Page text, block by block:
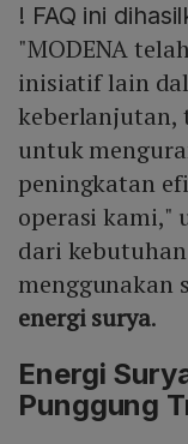
! FAQ ini
"MODENA
inisiatif lain
keberlanjutan,
untuk
peningkatan
operasi kami,"
dari
menggunakan
energi surya.
Energi
Punggung